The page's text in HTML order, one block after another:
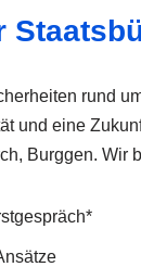
rund
und eine
Burggen. Wir